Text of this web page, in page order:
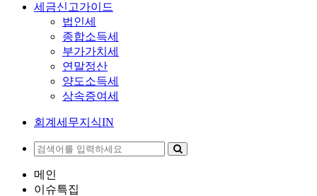
세금신고가이드
법인세
종합소득세
부가가치세
연말정산
양도소득세
상속증여세
회계세무지식IN
메인
이슈특집